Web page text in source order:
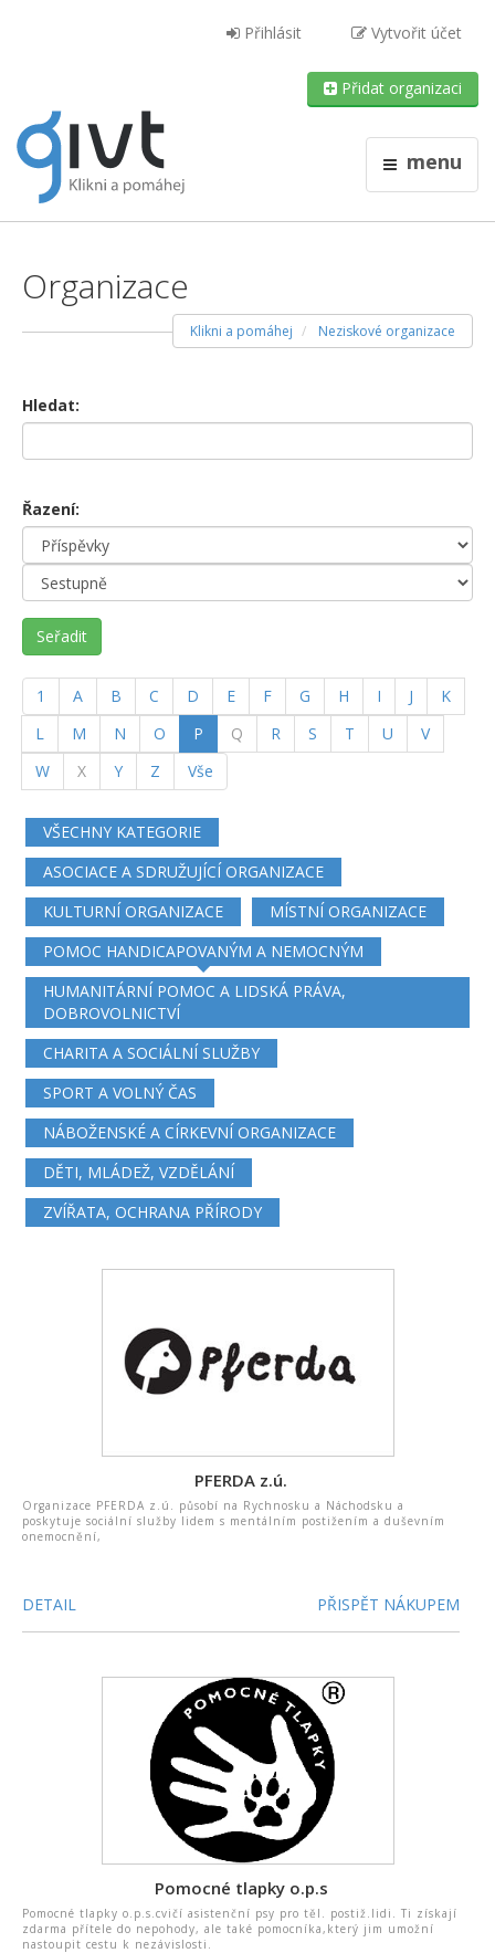
Přihlásit Vytvořit účet
Přidat organizaci
menu
Organizace
Klikni a pomáhej Neziskové organizace
Hledat:
Řazení:
Seřadit
1 A B C D E F G H I J
K
L
M N O P (current)
Q R S T U
V
W
X Y Z Vše
VŠECHNY KATEGORIE
ASOCIACE A SDRUŽUJÍCÍ ORGANIZACE
KULTURNÍ ORGANIZACE
MÍSTNÍ ORGANIZACE
POMOC HANDICAPOVANÝM A NEMOCNÝM
HUMANITÁRNÍ POMOC A LIDSKÁ PRÁVA,
DOBROVOLNICTVÍ
CHARITA A SOCIÁLNÍ SLUŽBY
SPORT A VOLNÝ ČAS
NÁBOŽENSKÉ A CÍRKEVNÍ ORGANIZACE
DĚTI, MLÁDEŽ, VZDĚLÁNÍ
ZVÍŘATA, OCHRANA PŘÍRODY
PFERDA z.ú.
Organizace PFERDA z.ú. působí na Rychnosku a Náchodsku a
poskytuje sociální služby lidem s mentálním postižením a duševním
onemocnění,
DETAIL PŘISPĚT NÁKUPEM
Pomocné tlapky o.p.s
Pomocné tlapky o.p.s.cvičí asistenční psy pro těl. postiž.lidi. Ti získají
zdarma přítele do nepohody, ale také pomocníka,který jim umožní
nastoupit cestu k nezávislosti.